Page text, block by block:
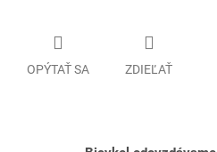
OPÝTAŤ SA ZDIEĽAŤ